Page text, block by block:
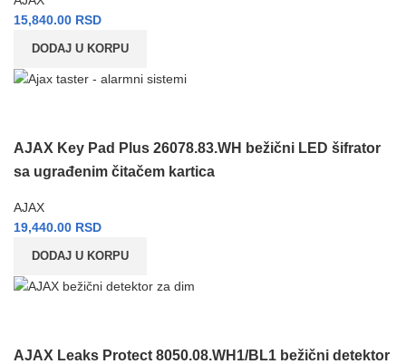
15,840.00 RSD
DODAJ U KORPU
AJAX Key Pad Plus 26078.83.WH bežični LED šifrator
sa ugrađenim čitačem kartica
AJAX
19,440.00 RSD
DODAJ U KORPU
AJAX Leaks Protect 8050.08.WH1/BL1 bežični detektor